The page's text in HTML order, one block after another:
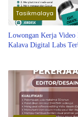
Tasikmalaya
Lowongan Kerja Video
Kalava Digital Labs